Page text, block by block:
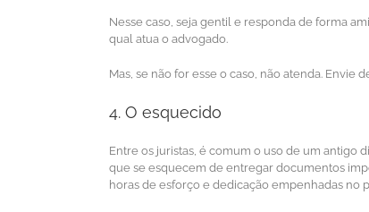
Nesse caso, seja gentil e responda de forma
qual atua o advogado.
Mas, se não for esse o caso, não atenda.
4. O esquecido
Entre os juristas, é comum o uso de um antigo
que se esquecem de entregar documentos
horas de esforço e dedicação empenhadas no